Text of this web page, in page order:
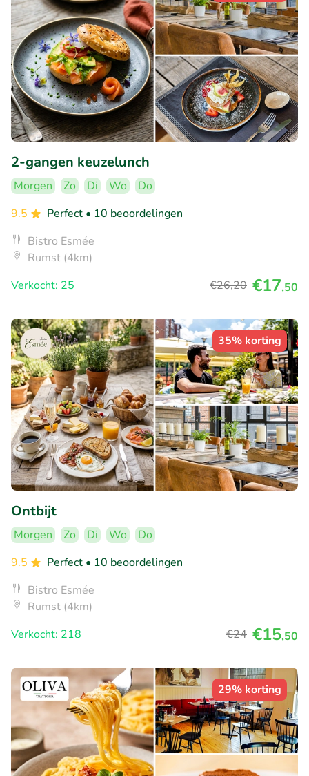
2-gangen keuzelunch
Morgen Zo Di Wo
Do
9.5
Perfect • 10 beoordelingen
Bistro Esmée
Rumst (4km)
Verkocht: 25
€26,20 €17,50
35% korting
Ontbijt
Morgen Zo Di Wo
Do
9.5
Perfect • 10 beoordelingen
Bistro Esmée
Rumst (4km)
Verkocht: 218
€24 €15,50
29% korting